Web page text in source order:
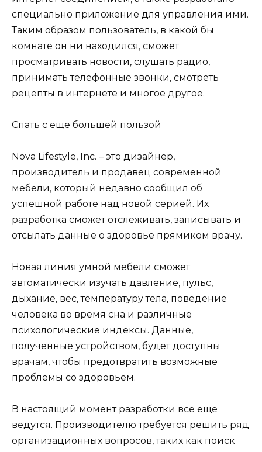
специально приложение для управления ими.
Таким образом пользователь, в какой бы
комнате он ни находился, сможет
просматривать новости, слушать радио,
принимать телефонные звонки, смотреть
рецепты в интернете и многое другое.
Спать с еще большей пользой
Nova Lifestyle, Inc. – это дизайнер,
производитель и продавец современной
мебели, который недавно сообщил об
успешной работе над новой серией. Их
разработка сможет отслеживать, записывать и
отсылать данные о здоровье прямиком врачу.
Новая линия умной мебели сможет
автоматически изучать давление, пульс,
дыхание, вес, температуру тела, поведение
человека во время сна и различные
психологические индексы. Данные,
полученные устройством, будет доступны
врачам, чтобы предотвратить возможные
проблемы со здоровьем.
В настоящий момент разработки все еще
ведутся. Производителю требуется решить ряд
организационных вопросов, таких как поиск